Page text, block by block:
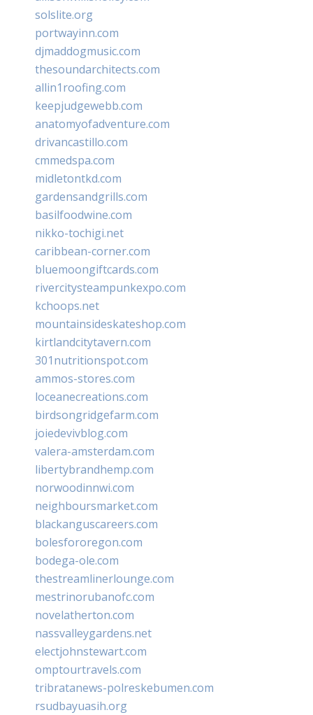
solslite.org
portwayinn.com
djmaddogmusic.com
thesoundarchitects.com
allin1roofing.com
keepjudgewebb.com
anatomyofadventure.com
drivancastillo.com
cmmedspa.com
midletontkd.com
gardensandgrills.com
basilfoodwine.com
nikko-tochigi.net
caribbean-corner.com
bluemoongiftcards.com
rivercitysteampunkexpo.com
kchoops.net
mountainsideskateshop.com
kirtlandcitytavern.com
301nutritionspot.com
ammos-stores.com
loceanecreations.com
birdsongridgefarm.com
joiedevivblog.com
valera-amsterdam.com
libertybrandhemp.com
norwoodinnwi.com
neighboursmarket.com
blackanguscareers.com
bolesfororegon.com
bodega-ole.com
thestreamlinerlounge.com
mestrinorubanofc.com
novelatherton.com
nassvalleygardens.net
electjohnstewart.com
omptourtravels.com
tribratanews-polreskebumen.com
rsudbayuasih.org